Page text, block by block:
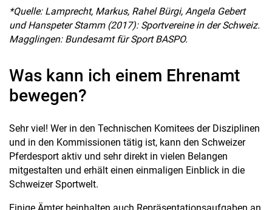
*Quelle: Lamprecht, Markus, Rahel Bürgi, Angela Gebert
und Hanspeter Stamm (2017): Sportvereine in der Schweiz.
Magglingen: Bundesamt für Sport BASPO.
Was kann ich einem Ehrenamt
bewegen?
Sehr viel! Wer in den Technischen Komitees der Disziplinen
und in den Kommissionen tätig ist, kann den Schweizer
Pferdesport aktiv und sehr direkt in vielen Belangen
mitgestalten und erhält einen einmaligen Einblick in die
Schweizer Sportwelt.